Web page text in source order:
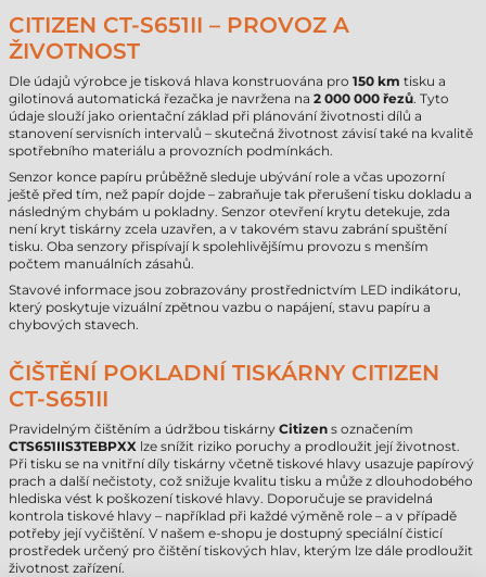
CITIZEN CT-S651II – PROVOZ A
ŽIVOTNOST
Dle údajů výrobce je tisková hlava konstruována pro 150 km tisku a
gilotinová automatická řezačka je navržena na 2 000 000 řezů. Tyto
údaje slouží jako orientační základ při plánování životnosti dílů a
stanovení servisních intervalů – skutečná životnost závisí také na kvalitě
spotřebního materiálu a provozních podmínkách.
Senzor konce papíru průběžně sleduje ubývání role a včas upozorní
ještě před tím, než papír dojde – zabraňuje tak přerušení tisku dokladu a
následným chybám u pokladny. Senzor otevření krytu detekuje, zda
není kryt tiskárny zcela uzavřen, a v takovém stavu zabrání spuštění
tisku. Oba senzory přispívají k spolehlivějšímu provozu s menším
počtem manuálních zásahů.
Stavové informace jsou zobrazovány prostřednictvím LED indikátoru,
který poskytuje vizuální zpětnou vazbu o napájení, stavu papíru a
chybových stavech.
ČIŠTĚNÍ POKLADNÍ TISKÁRNY CITIZEN
CT-S651II
Pravidelným čištěním a údržbou tiskárny Citizen s označením
CTS651IIS3TEBPXX lze snížit riziko poruchy a prodloužit její životnost.
Při tisku se na vnitřní díly tiskárny včetně tiskové hlavy usazuje papírový
prach a další nečistoty, což snižuje kvalitu tisku a může z dlouhodobého
hlediska vést k poškození tiskové hlavy. Doporučuje se pravidelná
kontrola tiskové hlavy – například při každé výměně role – a v případě
potřeby její vyčištění. V našem e-shopu je dostupný speciální čisticí
prostředek určený pro čištění tiskových hlav, kterým lze dále prodloužit
životnost zařízení.